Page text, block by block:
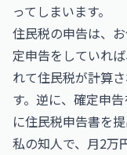
ってしまいます。
住民税の申告は、
定申告をしていれ
れて住民税が計算
す。逆に、確定申
に住民税申告書を
私の知人で、月2万